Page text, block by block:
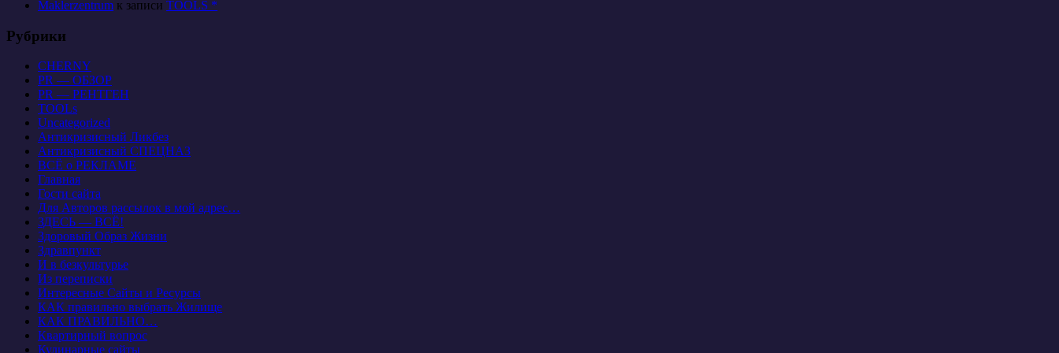
Maklerzentrum к записи TOOLS *
Рубрики
CHERNY
PR — ОБЗОР
PR — РЕНТГЕН
TOOLs
Uncategorized
Антикризисный Ликбез
Антикризисный СПЕЦНАЗ
ВСЁ о РЕКЛАМЕ
Главная
Гости сайта
Для Авторов рассылок в мой адрес…
ЗДЕСЬ — ВСЁ!
Здоровый Образ Жизни
Здравпункт
И в безкультурье
Из переписки
Интересные Сайты и Ресурсы
КАК правильно выбрать Жилище
КАК ПРАВИЛЬНО…
Квартирный вопрос
Кулинарные сайты